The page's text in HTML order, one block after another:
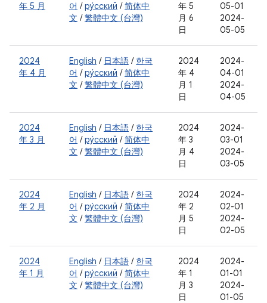
年 5 月
어 /ру́сский /简体中
文 /繁體中文 (台灣)
年 5
月 6
日
05-01
2024-
05-05
2024
年 4 月
English / 日本語 / 한국
어 /ру́сский /简体中
文 /繁體中文 (台灣)
2024
年 4
月 1
日
2024-
04-01
2024-
04-05
2024
年 3 月
English / 日本語 / 한국
어 /ру́сский /简体中
文 /繁體中文 (台灣)
2024
年 3
月 4
日
2024-
03-01
2024-
03-05
2024
年 2 月
English / 日本語 / 한국
어 /ру́сский /简体中
文 /繁體中文 (台灣)
2024
年 2
月 5
日
2024-
02-01
2024-
02-05
2024
年 1 月
English / 日本語 / 한국
어 /ру́сский /简体中
文 /繁體中文 (台灣)
2024
年 1
月 3
日
2024-
01-01
2024-
01-05